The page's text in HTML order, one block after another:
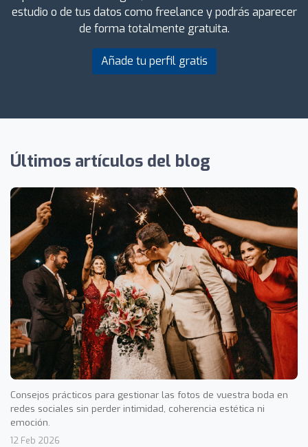
estudio o de tus datos como freelance y podrás aparecer
de forma totalmente gratuita.
Añade tu perfil gratis
Últimos artículos del blog
Consejos prácticos para gestionar las fotos de vuestra boda en
redes sociales sin perder intimidad, coherencia estética ni
emoción.
12 Feb 2026